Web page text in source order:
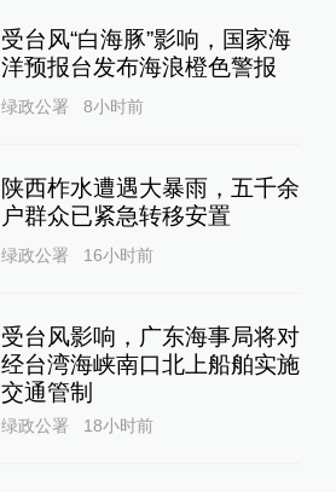
受台风“白海豚”影响，国家海
洋预报台发布海浪橙色警报
绿政公署 8小时前
陕西柞水遭遇大暴雨，五千余
户群众已紧急转移安置
绿政公署 16小时前
受台风影响，广东海事局将对
经台湾海峡南口北上船舶实施
交通管制
绿政公署 18小时前